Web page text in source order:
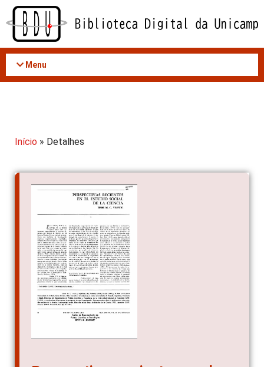
Acessar
conteúdo
Menu
Início » Detalhes